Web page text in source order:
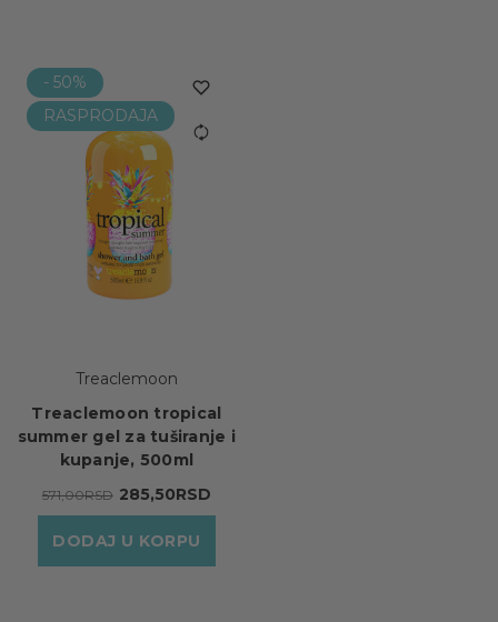
- 50%
RASPRODAJA
Treaclemoon
Treaclemoon tropical
summer gel za tuširanje i
kupanje, 500ml
571,00RSD 285,50RSD
DODAJ U KORPU